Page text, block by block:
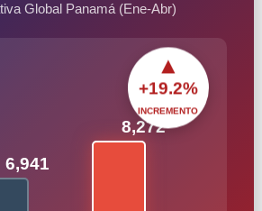
Global Panamá (Ene-Abr)
6,941
8,272
▲
+19.2%
INCREMENTO